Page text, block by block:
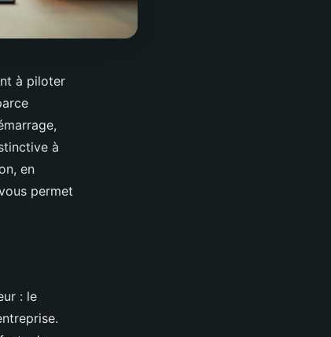
à piloter
à
en
permet
: le